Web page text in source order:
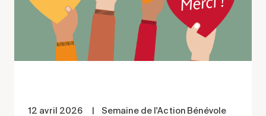
12 avril 2026
Semaine de l'Action Bénévole